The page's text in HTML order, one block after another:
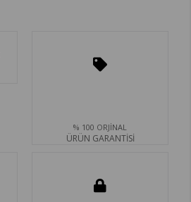
% 100 ORJİNAL
ÜRÜN GARANTİSİ